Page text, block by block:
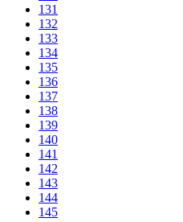
131
132
133
134
135
136
137
138
139
140
141
142
143
144
145